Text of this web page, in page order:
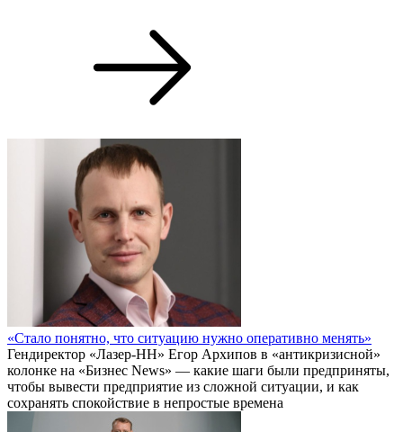
«Стало понятно, что ситуацию нужно оперативно менять»
Гендиректор «Лазер-НН» Егор Архипов в «антикризисной»
колонке на «Бизнес News» — какие шаги были предприняты,
чтобы вывести предприятие из сложной ситуации, и как
сохранять спокойствие в непростые времена